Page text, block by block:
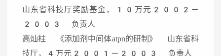
山东省科技厅奖励基金，10万元2002－
2003 负责人
高灿柱 《添加剂中间体atpn的研制》 山东省科
技厅，4万元2001－2003 负责人